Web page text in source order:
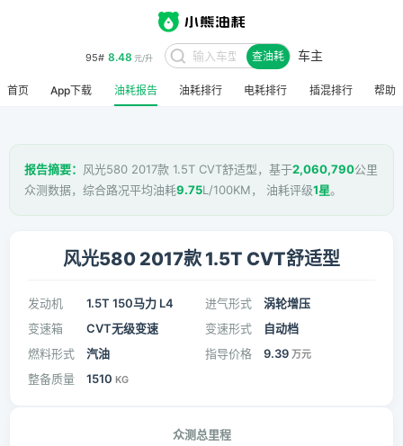
95# 8.48 元/升 查油耗 车主
首页 App下载 油耗报告 油耗排行 电耗排行 插混排行 帮助
报告摘要： 风光580 2017款 1.5T CVT舒适型，基于2,060,790公里
众测数据，综合路况平均油耗9.75L/100KM， 油耗评级1星。
风光580 2017款 1.5T CVT舒适型
发动机 1.5T 150马力 L4 进气形式
涡轮增压
变速箱
CVT无级变速 变速形式
自动档
燃料形式
汽油 指导价格 9.39 万元
整备质量 1510 KG
众测总里程